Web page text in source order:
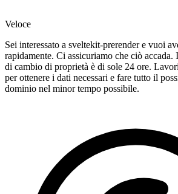
Veloce
Sei interessato a sveltekit-prerender e vuoi
rapidamente. Ci assicuriamo che ciò
di cambio di proprietà è di sole 24 ore.
per ottenere i dati necessari e fare tutto il
dominio nel minor tempo possibile.